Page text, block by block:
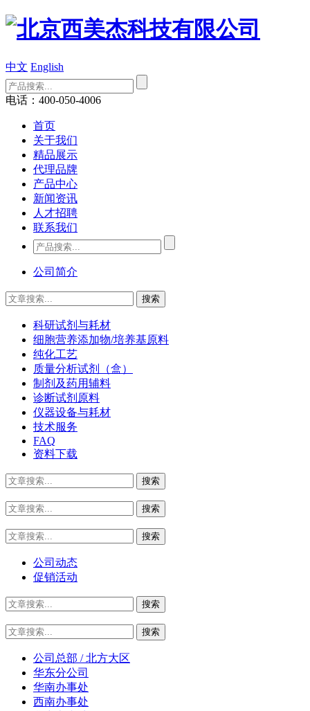
中文 English
电话：400-050-4006
首页
关于我们
精品展示
代理品牌
产品中心
新闻资讯
人才招聘
联系我们
公司简介
科研试剂与耗材
细胞营养添加物/培养基原料
纯化工艺
质量分析试剂（盒）
制剂及药用辅料
诊断试剂原料
仪器设备与耗材
技术服务
FAQ
资料下载
公司动态
促销活动
公司总部 / 北方大区
华东分公司
华南办事处
西南办事处